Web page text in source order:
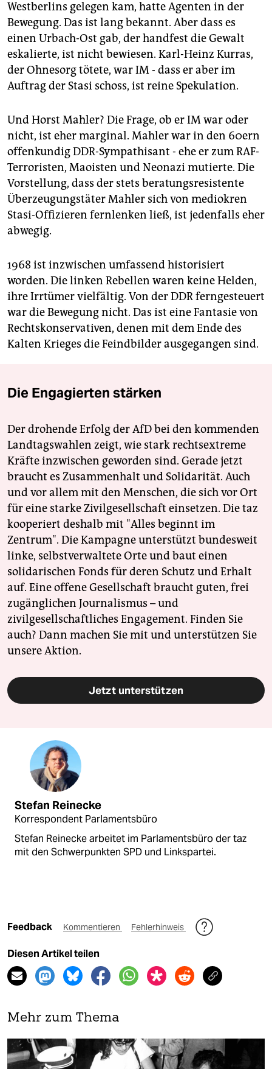
Westberlins gelegen kam, hatte Agenten in der
Bewegung. Das ist lang bekannt. Aber dass es
einen Urbach-Ost gab, der handfest die Gewalt
eskalierte, ist nicht bewiesen. Karl-Heinz Kurras,
der Ohnesorg tötete, war IM - dass er aber im
Auftrag der Stasi schoss, ist reine Spekulation.
Und Horst Mahler? Die Frage, ob er IM war oder
nicht, ist eher marginal. Mahler war in den 60ern
offenkundig DDR-Sympathisant - ehe er zum RAF-
Terroristen, Maoisten und Neonazi mutierte. Die
Vorstellung, dass der stets beratungsresistente
Überzeugungstäter Mahler sich von mediokren
Stasi-Offizieren fernlenken ließ, ist jedenfalls eher
abwegig.
1968 ist inzwischen umfassend historisiert
worden. Die linken Rebellen waren keine Helden,
ihre Irrtümer vielfältig. Von der DDR ferngesteuert
war die Bewegung nicht. Das ist eine Fantasie von
Rechtskonservativen, denen mit dem Ende des
Kalten Krieges die Feindbilder ausgegangen sind.
Die Engagierten stärken
Der drohende Erfolg der AfD bei den kommenden
Landtagswahlen zeigt, wie stark rechtsextreme
Kräfte inzwischen geworden sind. Gerade jetzt
braucht es Zusammenhalt und Solidarität. Auch
und vor allem mit den Menschen, die sich vor Ort
für eine starke Zivilgesellschaft einsetzen. Die taz
kooperiert deshalb mit "Alles beginnt im
Zentrum". Die Kampagne unterstützt bundesweit
linke, selbstverwaltete Orte und baut einen
solidarischen Fonds für deren Schutz und Erhalt
auf. Eine offene Gesellschaft braucht guten, frei
zugänglichen Journalismus – und
zivilgesellschaftliches Engagement. Finden Sie
auch? Dann machen Sie mit und unterstützen Sie
unsere Aktion.
Jetzt unterstützen
Stefan Reinecke
Korrespondent Parlamentsbüro
Stefan Reinecke arbeitet im Parlamentsbüro der taz
mit den Schwerpunkten SPD und Linkspartei.
Feedback Kommentieren Fehlerhinweis
Diesen Artikel teilen
Mehr zum Thema